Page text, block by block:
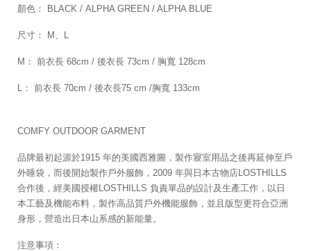
顏色： BLACK / ALPHA GREEN / ALPHA BLUE
尺寸： M、L
M： 前衣長 68cm / 後衣長 73cm / 胸寬 128cm
L： 前衣長 70cm / 後衣長75 cm /胸寬 133cm
COMFY OUTDOOR GARMENT
品牌最初起源於1915 年的美國西雅圖，製作寢室用品之後再延伸至戶
外睡袋，而後開始製作戶外服飾，2009 年與日本古物店LOSTHILLS
合作後，經美國授權LOSTHILLS 負責單品的設計及生產工作，以日
本工藝及機能布料，製作高品質戶外機能服飾，並且版型更符合亞洲
身形，營造出日本山系感的新能量。
注意事項：